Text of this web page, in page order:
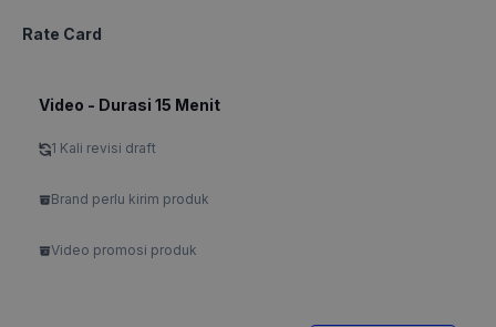
Rate Card
Video - Durasi 15 Menit
1 Kali revisi draft
Brand perlu kirim produk
Video promosi produk